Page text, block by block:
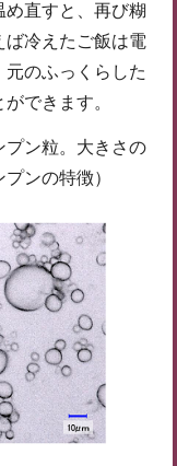
め直すと、再び糊
冷えたご飯は電
のふっくらした
できます。
プン粒。大きさの
ンの特徴）